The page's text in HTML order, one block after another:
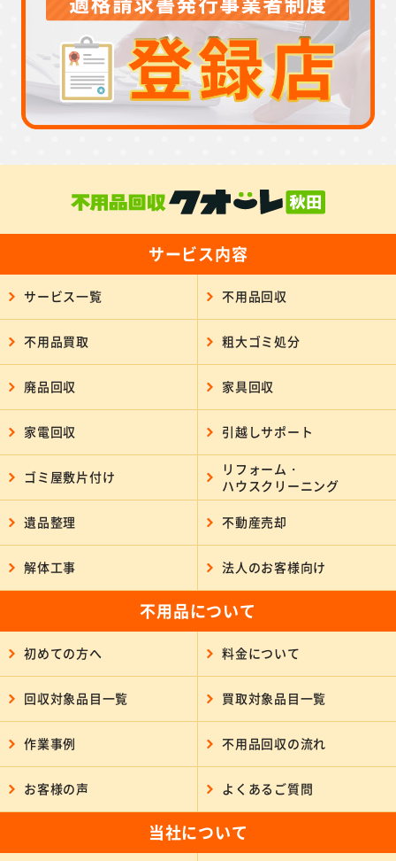
サービス内容
サービス一覧 不用品回収
不用品買取 粗大ゴミ処分
廃品回収 家具回収
家電回収 引越しサポート
ゴミ屋敷片付け
リフォーム・
ハウスクリーニング
遺品整理 不動産売却
解体工事 法人のお客様向け
不用品について
初めての方へ 料金について
回収対象品目一覧 買取対象品目一覧
作業事例 不用品回収の流れ
お客様の声 よくあるご質問
当社について